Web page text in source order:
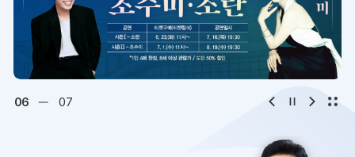
디지털아카이브 문화·관광
오시는 길
06 07